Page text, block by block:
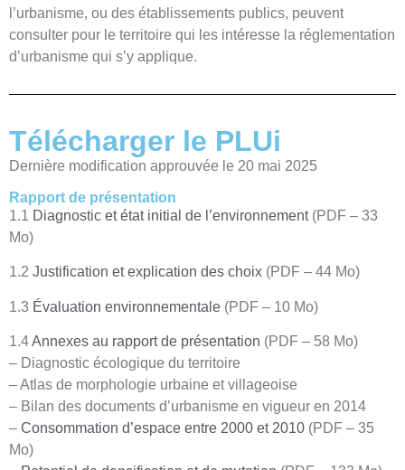
l’urbanisme, ou des établissements publics, peuvent
consulter pour le territoire qui les intéresse la réglementation
d’urbanisme qui s’y applique.
Télécharger le PLUi
Dernière modification approuvée le 20 mai 2025
Rapport de présentation
1.1 Diagnostic et état initial de l’environnement(PDF – 33
Mo)
1.2 Justification et explication des choix (PDF – 44 Mo)
1.3 Évaluation environnementale (PDF – 10 Mo)
1.4Annexes au rapport de présentation (PDF – 58 Mo)
– Diagnostic écologique du territoire
– Atlas de morphologie urbaine et villageoise
– Bilan des documents d’urbanisme en vigueur en 2014
– Consommation d’espace entre 2000 et 2010 (PDF – 35
Mo)